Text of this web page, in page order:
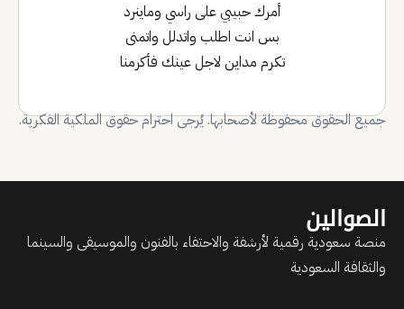
أمرك حبيبي على راسي وماينرد
بس انت اطلب واتدلل واتمنى
تكرم مداين لاجل عينك فأكرمنا
جميع الحقوق محفوظة لأصحابها. يُرجى احترام حقوق الملكية الفكرية.
الصوالين
منصة سعودية رقمية لأرشفة والاحتفاء بالفنون والموسيقى والسينما
والثقافة السعودية